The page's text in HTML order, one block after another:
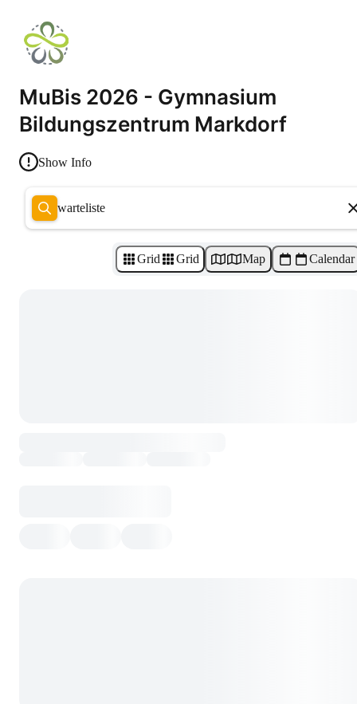
MuBis 2026 - Gymnasium
Bildungszentrum Markdorf
Show Info
warteliste
Grid Grid Map Calendar